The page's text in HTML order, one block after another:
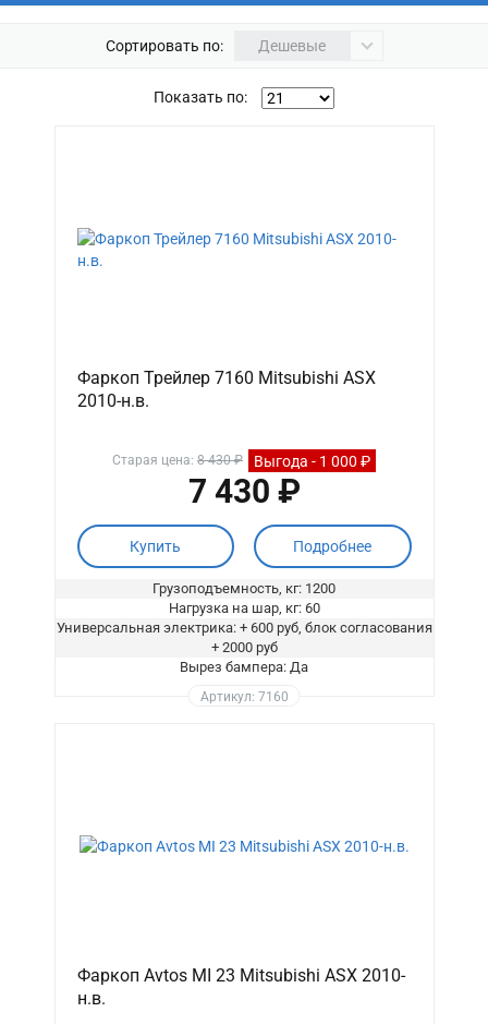
Сортировать по: Дешевые
Показать по:
Фаркоп Трейлер 7160 Mitsubishi ASX
2010-н.в.
Старая цена: 8 430 ₽ Выгода - 1 000 ₽
7 430 ₽
Купить Подробнее
Грузоподъемность, кг: 1200
Нагрузка на шар, кг: 60
Универсальная электрика: + 600 руб, блок согласования
+ 2000 руб
Вырез бампера: Да
Артикул: 7160
Фаркоп Avtos MI 23 Mitsubishi ASX 2010-
н.в.